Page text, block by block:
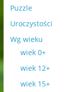
Puzzle
Uroczystości
Wg wieku
wiek 0+
wiek 12+
wiek 15+